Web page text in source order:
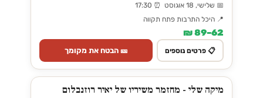
📅 שלישי, 18 אוגוסט ⏰ 17:30
📍 היכל התרבות פתח תקווה
62–89 ₪
📋 פרטים נוספים 🎫 הבטח את מקומך
מיקה שלי - מחזמר משיריו של יאיר רוזנבלום